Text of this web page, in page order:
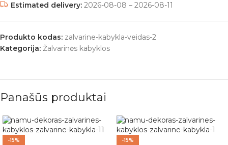
Estimated delivery: 2026-08-08 – 2026-08-11
Produkto kodas: zalvarine-kabykla-veidas-2
Kategorija: Žalvarinės kabyklos
Panašūs produktai
-15% -15%